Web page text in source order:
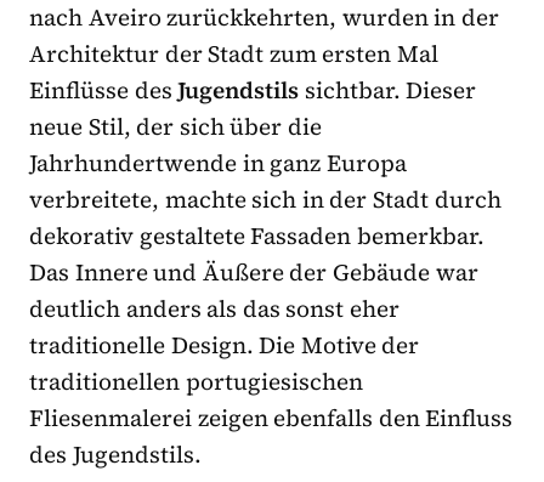
nach Aveiro zurückkehrten, wurden in der
Architektur der Stadt zum ersten Mal
Einflüsse desJugendstils sichtbar. Dieser
neue Stil, der sich über die
Jahrhundertwende in ganz Europa
verbreitete, machte sich in der Stadt durch
dekorativ gestaltete Fassaden bemerkbar.
Das Innere und Äußere der Gebäude war
deutlich anders als das sonst eher
traditionelle Design. Die Motive der
traditionellen portugiesischen
Fliesenmalerei zeigen ebenfalls den Einfluss
des Jugendstils.